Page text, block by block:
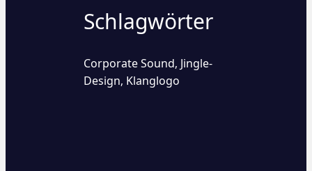
Schlagwörter
Corporate Sound, Jingle-
Design, Klanglogo